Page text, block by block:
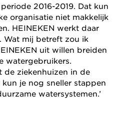
2016-2019. Dat kun
organisatie niet makkelijk
HEINEKEN werkt daar
Wat mij betreft zou ik
uit willen breiden
watergebruikers.
de ziekenhuizen in de
kun je nog sneller stappen
watersystemen.’